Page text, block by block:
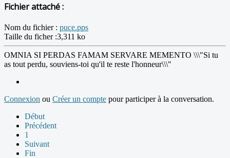
Fichier attaché :
Nom du fichier : puce.pps
Taille du ficher :3,311 ko
OMNIA SI PERDAS FAMAM SERVARE MEMENTO \\\"Si tu
as tout perdu, souviens-toi qu'il te reste l'honneur\\\"
Connexion ou Créer un compte pour participer à la conversation.
Début
Précédent
1
Suivant
Fin